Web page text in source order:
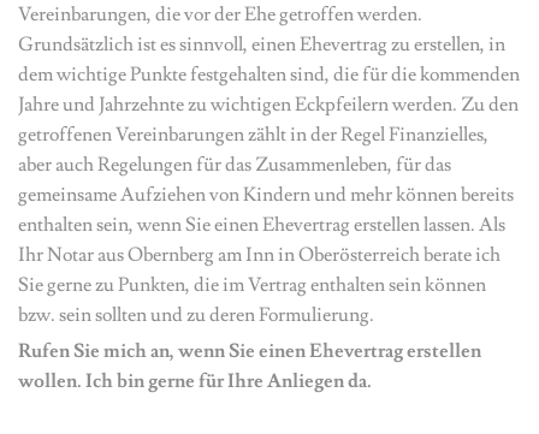
Vereinbarungen, die vor der Ehe getroffen werden.
Grundsätzlich ist es sinnvoll, einen Ehevertrag zu erstellen, in
dem wichtige Punkte festgehalten sind, die für die kommenden
Jahre und Jahrzehnte zu wichtigen Eckpfeilern werden. Zu den
getroffenen Vereinbarungen zählt in der Regel Finanzielles,
aber auch Regelungen für das Zusammenleben, für das
gemeinsame Aufziehen von Kindern und mehr können bereits
enthalten sein, wenn Sie einen Ehevertrag erstellen lassen. Als
Ihr Notar aus Obernberg am Inn in Oberösterreich berate ich
Sie gerne zu Punkten, die im Vertrag enthalten sein können
bzw. sein sollten und zu deren Formulierung.
Rufen Sie mich an, wenn Sie einen Ehevertrag erstellen
wollen. Ich bin gerne für Ihre Anliegen da.